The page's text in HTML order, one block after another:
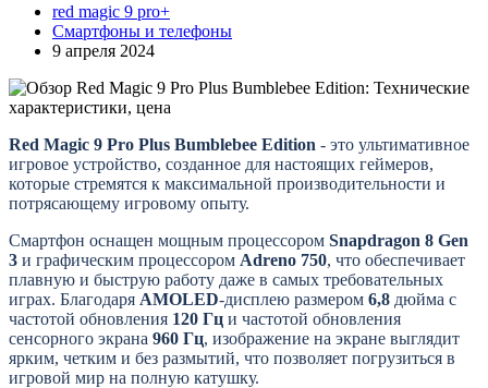
red magic 9 pro+
Смартфоны и телефоны
9 апреля 2024
Red Magic 9 Pro Plus Bumblebee Edition - это ультимативное
игровое устройство, созданное для настоящих геймеров,
которые стремятся к максимальной производительности и
потрясающему игровому опыту.
Смартфон оснащен мощным процессором Snapdragon 8 Gen
3 и графическим процессором Adreno 750, что обеспечивает
плавную и быструю работу даже в самых требовательных
играх. Благодаря AMOLED-дисплею размером 6,8 дюйма с
частотой обновления 120 Гц и частотой обновления
сенсорного экрана 960 Гц, изображение на экране выглядит
ярким, четким и без размытий, что позволяет погрузиться в
игровой мир на полную катушку.